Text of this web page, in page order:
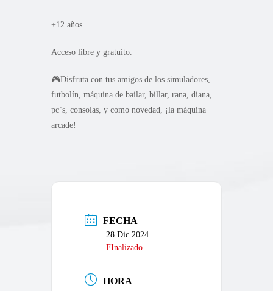
+12 años
Acceso libre y gratuito.
🎮Disfruta con tus amigos de los simuladores,
futbolín, máquina de bailar, billar, rana, diana,
pc`s, consolas, y como novedad, ¡la máquina
arcade!
FECHA
28 Dic 2024
FInalizado
HORA